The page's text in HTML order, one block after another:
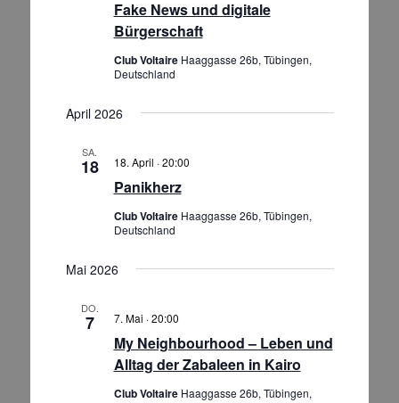
Fake News und digitale
Bürgerschaft
Club Voltaire Haaggasse 26b, Tübingen,
Deutschland
April 2026
SA.
18
Panikherz
18. April · 20:00
Club Voltaire Haaggasse 26b, Tübingen,
Deutschland
Mai 2026
DO.
7
My Neighbourhood – Leben und
Alltag der Zabaleen in Kairo
7. Mai · 20:00
Club Voltaire Haaggasse 26b, Tübingen,